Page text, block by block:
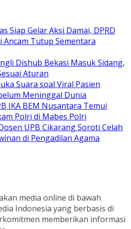
Siap Gelar Aksi Damai, DPRD
Ancam Tutup Sementara
Dishub Bekasi Masuk Sidang,
Aturan
Suara soal Viral Pasien
Meninggal Dunia
IKA BEM Nusantara Temui
Polri di Mabes Polri
UPB Cikarang Soroti Celah
di Pengadilan Agama
media online di bawah
Indonesia yang berbasis di
memberikan informasi